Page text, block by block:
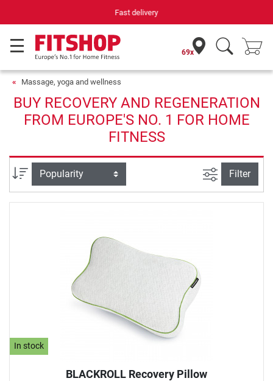
Your expert in home fitness for 42 years
69x
Massage, yoga and wellness
BUY RECOVERY AND REGENERATION
FROM EUROPE'S NO. 1 FOR HOME
FITNESS
Sort filter view
Filter
In stock
BLACKROLL Recovery Pillow